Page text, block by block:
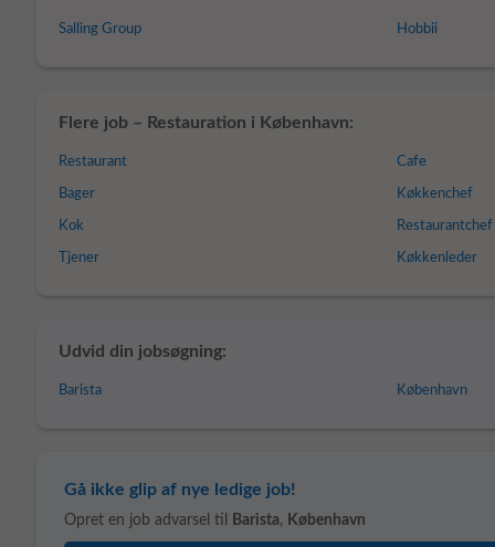
Salling Group Hobbii
Flere job – Restauration i København:
Restaurant
Bager
Kok
Tjener
Cafe
Køkkenchef
Restaurantchef
Køkkenleder
Udvid din jobsøgning:
Barista København
Gå ikke glip af nye ledige job!
Opret en job advarsel til Barista, København